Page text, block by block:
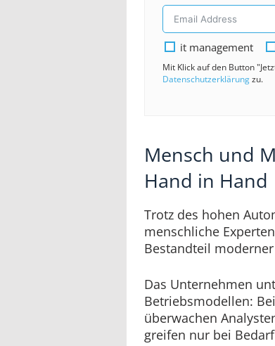
it management
Mit Klick auf den Button
Datenschutzerklärungzu.
Mensch und
Hand in Hand
Trotz des hohen
menschliche
Bestandteil
Das Unternehmen
Betriebsmodellen:
überwachen
greifen nur bei